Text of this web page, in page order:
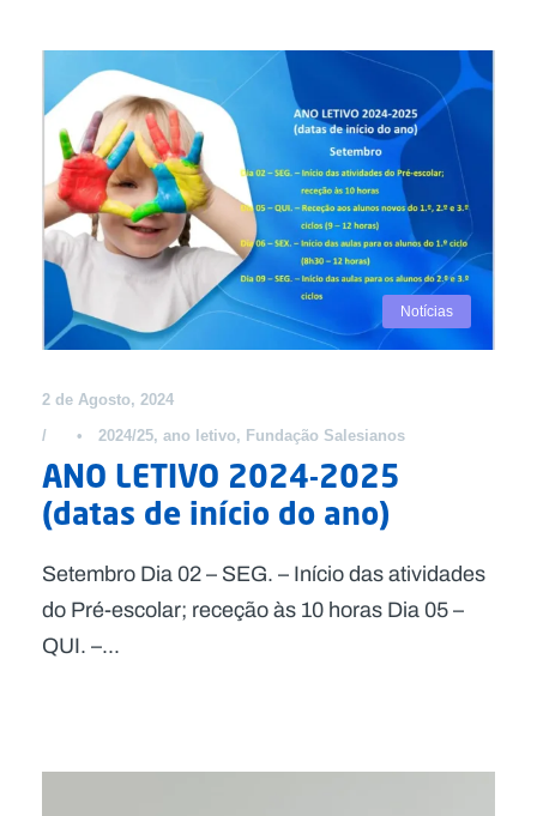
Notícias
2 de Agosto, 2024
•
2024/25, ano letivo, Fundação Salesianos
ANO LETIVO 2024-2025
(datas de início do ano)
Setembro Dia 02 – SEG. – Início das atividades
do Pré-escolar; receção às 10 horas Dia 05 –
QUI. –...